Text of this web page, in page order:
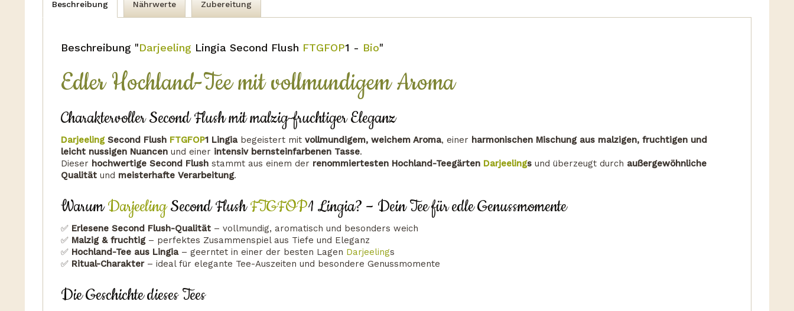
Beschreibung Nährwerte Zubereitung
Beschreibung "Darjeeling Lingia Second Flush FTGFOP1 - Bio"
Edler Hochland-Tee mit vollmundigem Aroma
Charaktervoller Second Flush mit malzig-fruchtiger Eleganz
DarjeelingSecond Flush FTGFOP1 Lingiabegeistert mit vollmundigem, weichem Aroma, einer harmonischen Mischung aus malzigen, fruchtigen und
leicht nussigen Nuancen und einer intensiv bernsteinfarbenen Tasse.
Dieser hochwertige Second Flush stammt aus einem der renommiertesten Hochland-Teegärten Darjeelings und überzeugt durch außergewöhnliche
Qualität und meisterhafte Verarbeitung.
WarumDarjeelingSecond FlushFTGFOP1 Lingia? – Dein Tee für edle Genussmomente
✅ Erlesene Second Flush-Qualität – vollmundig, aromatisch und besonders weich
✅ Malzig & fruchtig– perfektes Zusammenspiel aus Tiefe und Eleganz
✅ Hochland-Tee aus Lingia– geerntet in einer der besten Lagen Darjeelings
✅ Ritual-Charakter– ideal für elegante Tee-Auszeiten und besondere Genussmomente
Die Geschichte dieses Tees